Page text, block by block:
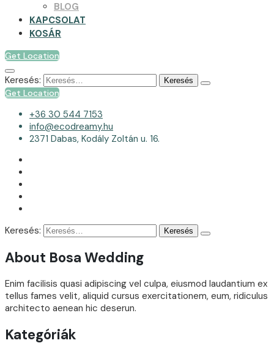
BLOG
KAPCSOLAT
KOSÁR
Get Location
Keresés:
Get Location
+36 30 544 7153
info@ecodreamy.hu
2371 Dabas, Kodály Zoltán u. 16.
Keresés:
About Bosa Wedding
Enim facilisis quasi adipiscing vel culpa, eiusmod laudantium ex
tellus fames velit, aliquid cursus exercitationem, eum, ridiculus
architecto aenean hic deserun.
Kategóriák